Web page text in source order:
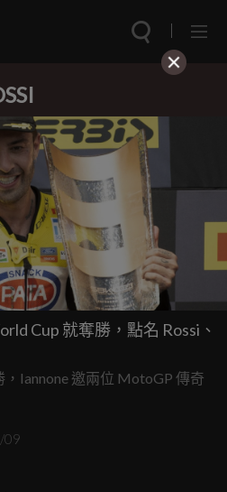
Cup 就奪勝，點名 Rossi、
Iannone 邀兩位 MotoGP 傳奇
09